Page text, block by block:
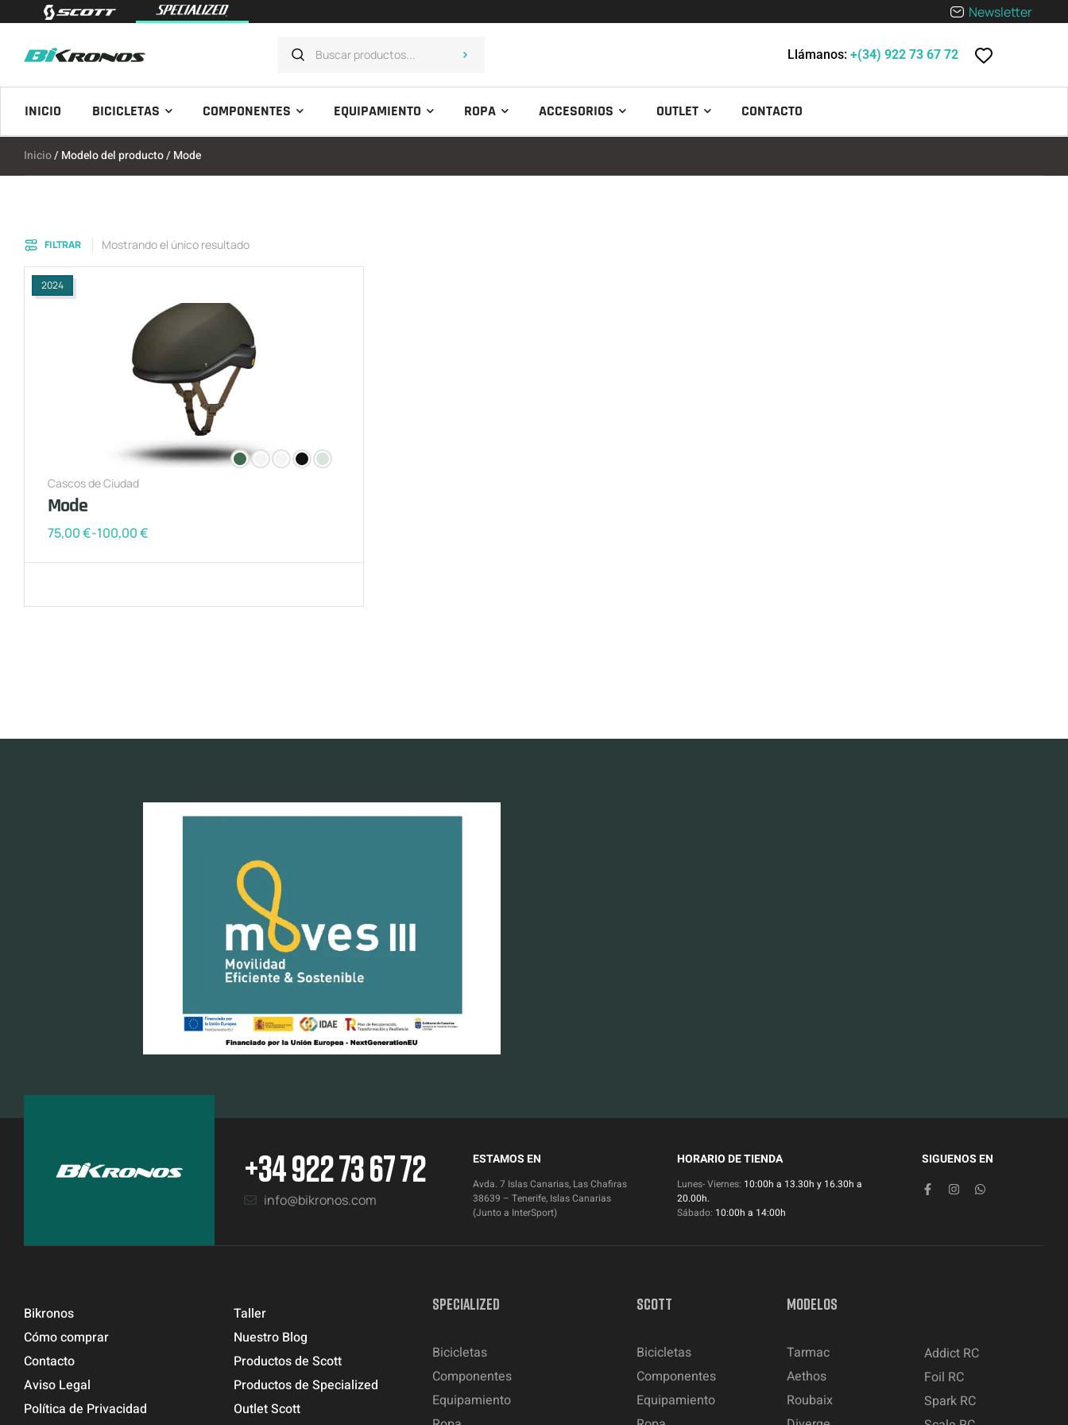
Newsletter
Llámanos: +(34) 922 73 67 72
INICIO BICICLETAS COMPONENTES EQUIPAMIENTO ROPA ACCESORIOS OUTLET CONTACTO
Inicio/ Modelo del producto / Mode
FILTRAR Mostrando el único resultado
2024
Cascos de Ciudad
Mode
75,00€-100,00€
+34 922 73 67 72
info@bikronos.com
ESTAMOS EN
Avda. 7 Islas Canarias, Las Chafiras
38639 – Tenerife, Islas Canarias
(Junto a InterSport)
HORARIO DE TIENDA
Lunes- Viernes: 10:00h a 13.30h y 16.30h a
20.00h.
Sábado: 10:00h a 14:00h
SIGUENOS EN
Bikronos
Cómo comprar
Contacto
Aviso Legal
Política de Privacidad
Taller
Nuestro Blog
Productos de Scott
Productos de Specialized
Outlet Scott
SPECIALIZED
Bicicletas
Componentes
Equipamiento
SCOTT
Bicicletas
Componentes
Equipamiento
MODELOS
Tarmac
Aethos
Roubaix
Addict RC
Foil RC
Spark RC